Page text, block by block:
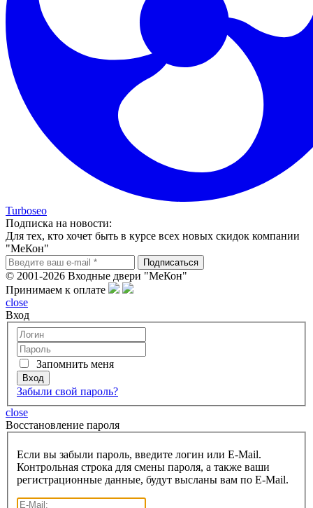
Turboseo
Подписка на новости:
Для тех, кто хочет быть в курсе всех новых скидок компании
"МеКон"
© 2001-2026 Входные двери "МеКон"
Принимаем к оплате
close
Вход
Запомнить меня
Забыли свой пароль?
close
Восcтановление пароля
Если вы забыли пароль, введите логин или E-Mail.
Контрольная строка для смены пароля, а также ваши
регистрационные данные, будут высланы вам по E-Mail.